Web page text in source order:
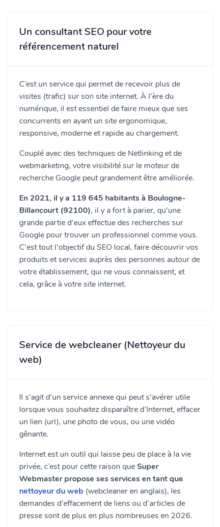
Un consultant SEO pour votre
référencement naturel
C’est un service qui permet de recevoir plus de
visites (trafic) sur son site internet. À l'ère du
numérique, il est essentiel de faire mieux que ses
concurrents en ayant un site ergonomique,
responsive, moderne et rapide au chargement.
Couplé avec des techniques de Netlinking et de
webmarketing, votre visibilité sur le moteur de
recherche Google peut grandement être améliorée.
En 2021, il y a 119 645 habitants à Boulogne-
Billancourt (92100), il y a fort à parier, qu'une
grande partie d'eux effectue des recherches sur
Google pour trouver un professionnel comme vous.
C'est tout l'objectif du SEO local, faire découvrir vos
produits et services auprès des personnes autour de
votre établissement, qui ne vous connaissent, et
cela, grâce à votre site internet.
Service de webcleaner (Nettoyeur du
web)
Il s'agit d'un service annexe qui peut s'avérer utile
lorsque vous souhaitez disparaître d’Internet, effacer
un lien (url), une photo de vous, ou une vidéo
gênante.
Internet est un outil qui laisse peu de place à la vie
privée, c’est pour cette raison queSuper
Webmaster propose ses services en tant que
nettoyeur du web (webcleaner en anglais), les
demandes d'effacement de liens ou d’articles de
presse sont de plus en plus nombreuses en 2026.